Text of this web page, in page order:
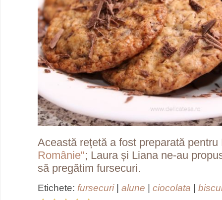
Această rețetă a fost preparată pentru
Românie"; Laura și Liana ne-au
să pregătim fursecuri.
Etichete: fursecuri| alune | ciocolata |